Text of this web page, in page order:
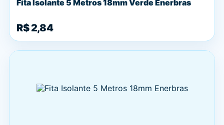
Fita Isolante 5 Metros 18mm Verde Enerbras
R$ 2,84